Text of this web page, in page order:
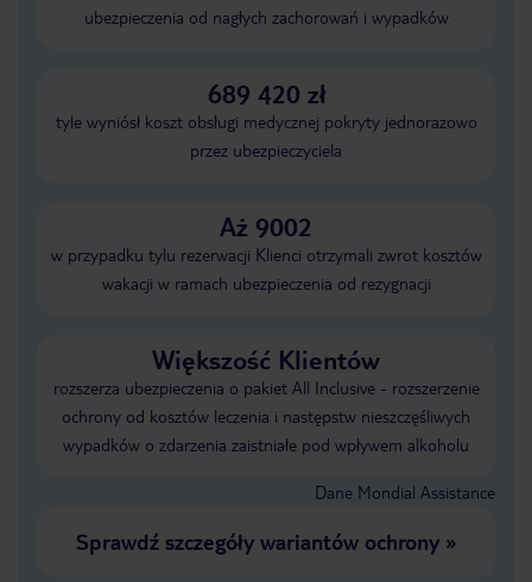
ubezpieczenia od nagłych zachorowań i wypadków
689 420 zł
tyle wyniósł koszt obsługi medycznej pokryty jednorazowo
przez ubezpieczyciela
Aż 9002
w przypadku tylu rezerwacji Klienci otrzymali zwrot kosztów
wakacji w ramach ubezpieczenia od rezygnacji
Większość Klientów
rozszerza ubezpieczenia o pakiet All Inclusive - rozszerzenie
ochrony od kosztów leczenia i następstw nieszczęśliwych
wypadków o zdarzenia zaistniałe pod wpływem alkoholu
Dane Mondial Assistance
Sprawdź szczegóły wariantów ochrony»